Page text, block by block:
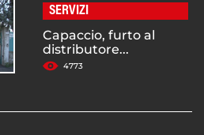
SERVIZI
Capaccio, furto al
distributore...
4773